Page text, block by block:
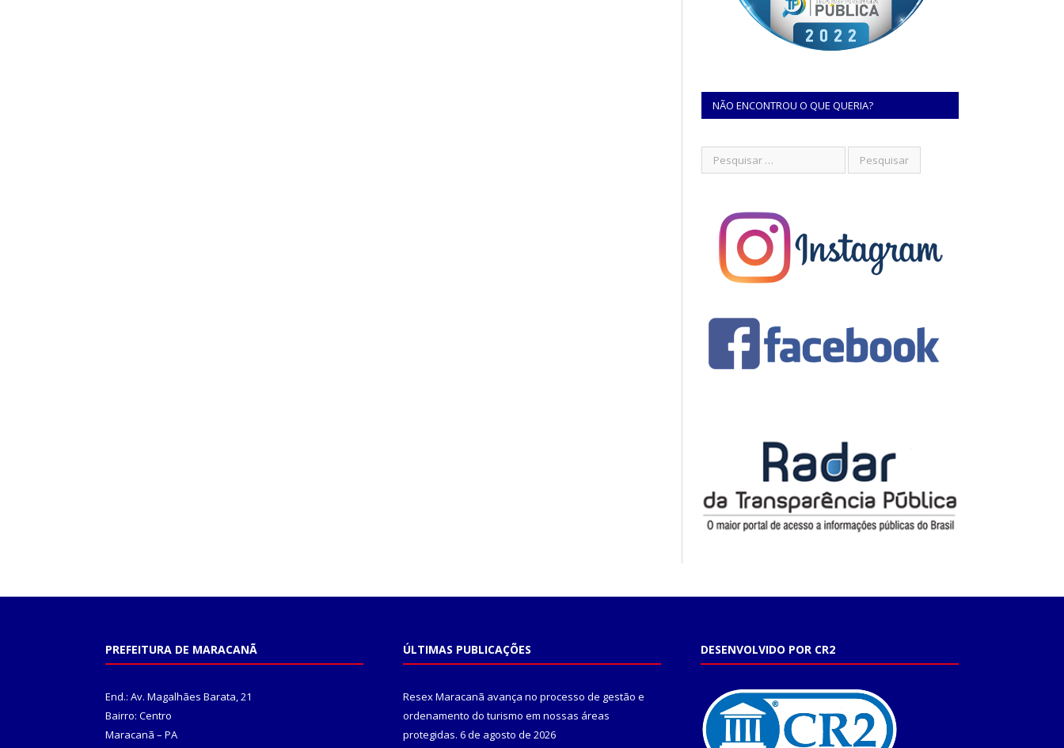
NÃO ENCONTROU O QUE QUERIA?
PREFEITURA DE MARACANÃ
End.: Av. Magalhães Barata, 21
Bairro: Centro
Maracanã – PA
ÚLTIMAS PUBLICAÇÕES
Resex Maracanã avança no processo de gestão e
ordenamento do turismo em nossas áreas
protegidas. 6 de agosto de 2026
DESENVOLVIDO POR CR2